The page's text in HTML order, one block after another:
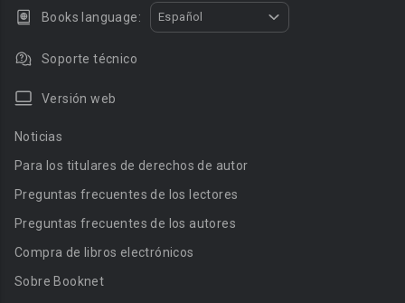
Books language: Español
Soporte técnico
Versión web
Noticias
Para los titulares de derechos de autor
Preguntas frecuentes de los lectores
Preguntas frecuentes de los autores
Compra de libros electrónicos
Sobre Booknet